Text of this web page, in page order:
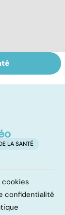
:
le
LA SANTÉ
cookies
confidentialité